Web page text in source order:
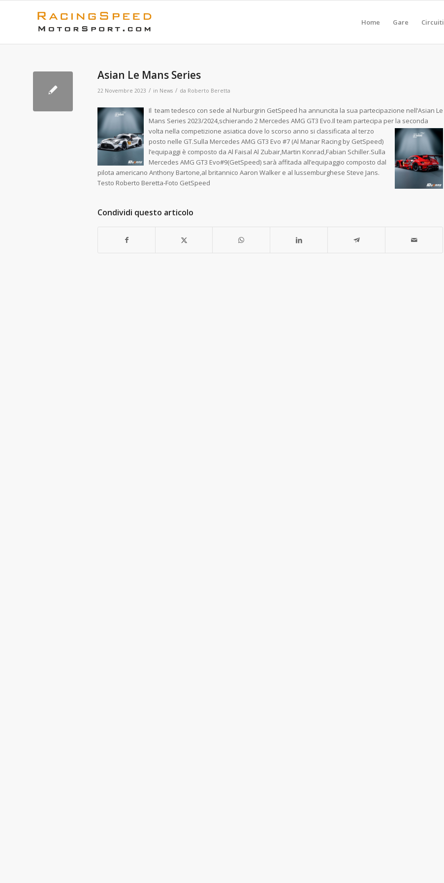
Home Gare Circuiti
Asian Le Mans Series
22 Novembre 2023 / in News / da Roberto Beretta
Il team tedesco con sede al Nurburgrin GetSpeed ha annuncita la sua partecipazione nell’Asian Le
Mans Series 2023/2024,schierando 2 Mercedes AMG GT3 Evo.Il team partecipa per la seconda
volta nella competizione asiatica dove lo scorso anno si classificata al terzo
posto nelle GT.Sulla Mercedes AMG GT3 Evo #7 (Al Manar Racing by GetSpeed)
l’equipaggi è composto da Al Faisal Al Zubair,Martin Konrad,Fabian Schiller.Sulla
Mercedes AMG GT3 Evo#9(GetSpeed) sarà affitada all’equipaggio composto dal
pilota americano Anthony Bartone,al britannico Aaron Walker e al lussemburghese Steve Jans.
Testo Roberto Beretta-Foto GetSpeed
Condividi questo articolo